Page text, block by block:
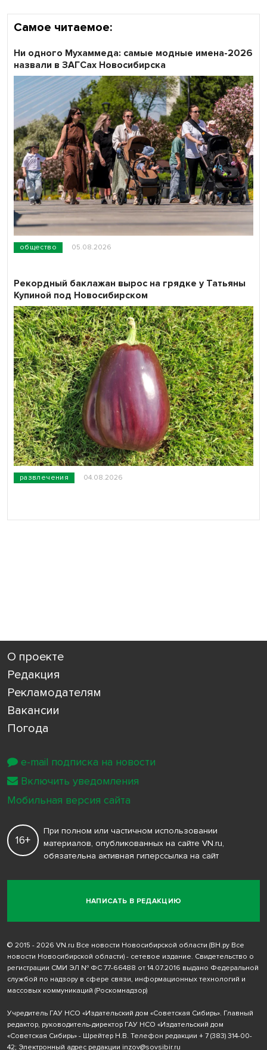
Самое читаемое:
общество 05.08.2026
Ни одного Мухаммеда: самые модные имена-2026
назвали в ЗАГСах Новосибирска
развлечения 04.08.2026
Рекордный баклажан вырос на грядке у Татьяны
Купиной под Новосибирском
О проекте
Редакция
Рекламодателям
Вакансии
Погода
НАПИСАТЬ В РЕДАКЦИЮ
16+
При полном или частичном использовании
материалов, опубликованных на сайте VN.ru,
обязательна активная гиперссылка на сайт
© 2015 - 2026 VN.ru Все новости Новосибирской области (ВН.ру Все
новости Новосибирской области) - сетевое издание. Свидетельство о
регистрации СМИ ЭЛ № ФС 77-66488 от 14.07.2016 выдано Федеральной
службой по надзору в сфере связи, информационных технологий и
массовых коммуникаций (Роскомнадзор)
Учредитель ГАУ НСО «Издательский дом «Советская Сибирь». Главный
редактор, руководитель-директор ГАУ НСО «Издательский дом
«Советская Сибирь» - Шрейтер Н.В. Телефон редакции + 7 (383) 314-00-
42; Электронный адрес редакции inzov@sovsibir.ru
e-mail подписка на новости
Включить уведомления
Мобильная версия сайта